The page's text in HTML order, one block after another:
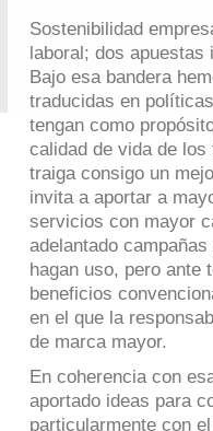
Sostenibilidad
laboral; dos apuestas
Bajo esa bandera
traducidas en
tengan como
calidad de vida de
traiga consigo un
invita a aportar a
servicios con mayor
adelantado
hagan uso, pero ante
beneficios
en el que la
de marca mayor.
En coherencia con
aportado ideas para
particularmente con